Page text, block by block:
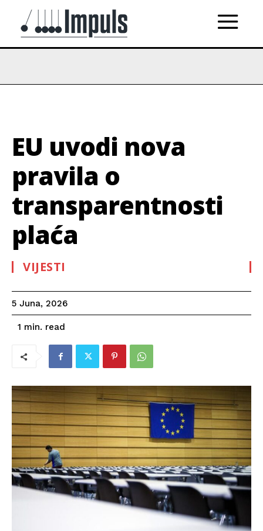
EU uvodi nova
pravila o
transparentnosti
plaća
VIJESTI
5 Juna, 2026
1 min. read